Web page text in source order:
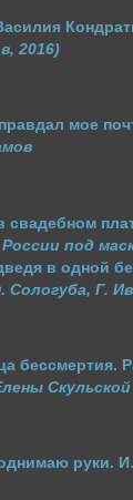
2016)
мое
России под
в одной
Г.
бессмертия.
Скульской
руки.